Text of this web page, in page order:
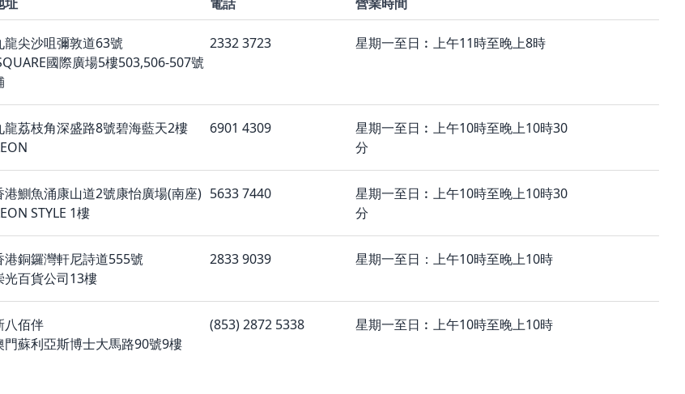
龍尖沙咀彌敦道63號
國際廣場5樓503,506-507號
2332 3723 星期一至日︰上午11時至晚上8時
龍荔枝角深盛路8號碧海藍天2樓
6901 4309
星期一至日︰上午10時至晚上10時30
分
港鰂魚涌康山道2號康怡廣場(南座)
STYLE 1樓
5633 7440
星期一至日︰上午10時至晚上10時30
分
港銅鑼灣軒尼詩道555號
光百貨公司13樓
2833 9039 星期一至日：上午10時至晚上10時
八佰伴
門蘇利亞斯博士大馬路90號9樓
(853) 2872 5338 星期一至日︰上午10時至晚上10時